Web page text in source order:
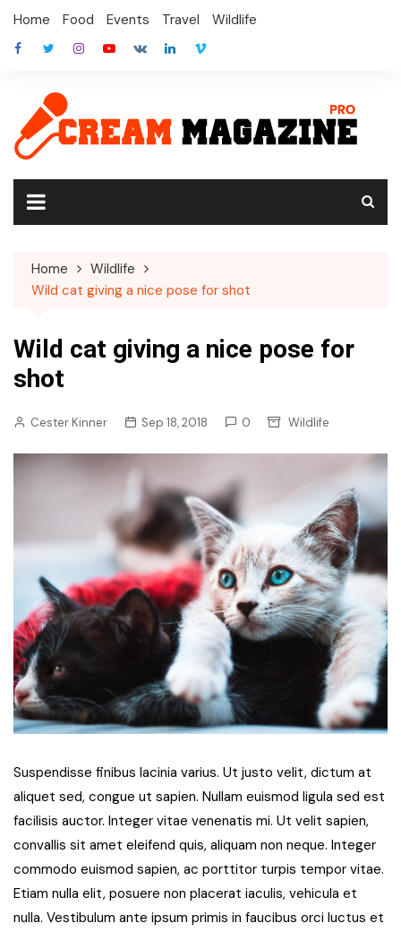
Skip
content
Home Food Events Travel Wildlife
Home
Wildlife
Wild cat giving a nice pose for shot
Wild cat giving a nice pose for
shot
Cester Kinner Sep 18, 2018 0 Wildlife
Suspendisse finibus lacinia varius. Ut justo velit, dictum at
aliquet sed, congue ut sapien. Nullam euismod ligula sed est
facilisis auctor. Integer vitae venenatis mi. Ut velit sapien,
convallis sit amet eleifend quis, aliquam non neque. Integer
commodo euismod sapien, ac porttitor turpis tempor vitae.
Etiam nulla elit, posuere non placerat iaculis, vehicula et
nulla. Vestibulum ante ipsum primis in faucibus orci luctus et